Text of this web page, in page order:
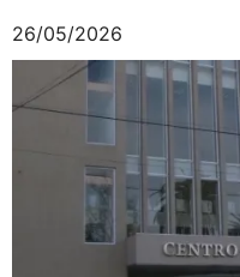
26/05/2026